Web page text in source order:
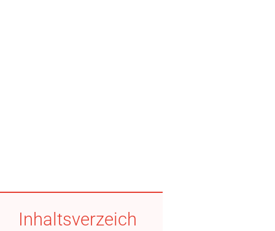
Inhaltsverzeich